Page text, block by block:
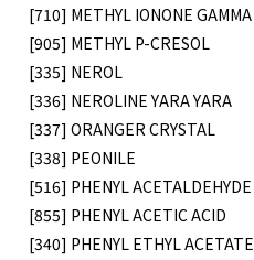
[710] METHYL IONONE GAMMA
[905] METHYL P-CRESOL
[335] NEROL
[336] NEROLINE YARA YARA
[337] ORANGER CRYSTAL
[338] PEONILE
[516] PHENYL ACETALDEHYDE
[855] PHENYL ACETIC ACID
[340] PHENYL ETHYL ACETATE